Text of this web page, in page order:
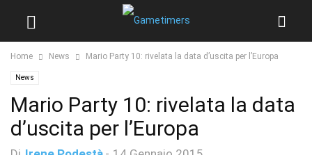
Home News Mario Party 10: rivelata la data d’uscita per l’Europa
News
Mario Party 10: rivelata la data
d’uscita per l’Europa